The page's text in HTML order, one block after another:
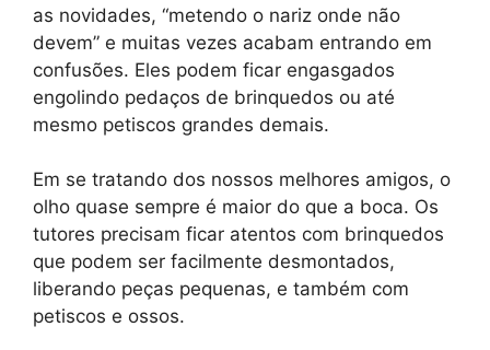
as novidades, “metendo o nariz onde não
devem” e muitas vezes acabam entrando em
confusões. Eles podem ficar engasgados
engolindo pedaços de brinquedos ou até
mesmo petiscos grandes demais.
Em se tratando dos nossos melhores amigos, o
olho quase sempre é maior do que a boca. Os
tutores precisam ficar atentos com brinquedos
que podem ser facilmente desmontados,
liberando peças pequenas, e também com
petiscos e ossos.